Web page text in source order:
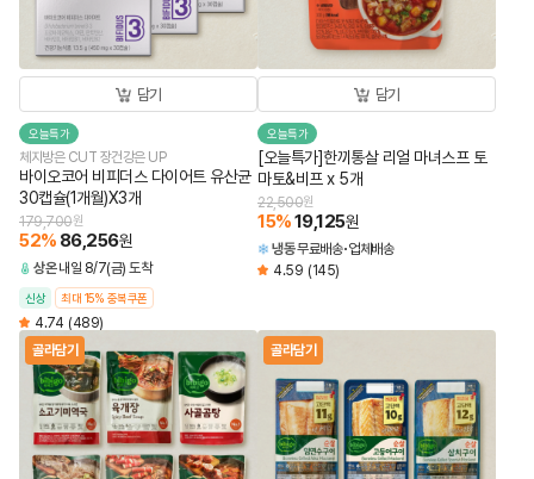
담기
오늘특가
체지방은 CUT 장건강은 UP
바이오코어 비피더스 다이어트 유산균
30캡슐(1개월)X3개
179,700원
52% 86,256원
상온 내일 8/7(금) 도착
신상 최대 15% 중복쿠폰
4.74 (489)
담기
오늘특가
[오늘특가]한끼통살 리얼 마녀스프 토
마토&비프 x 5개
22,500원
15%19,125원
냉동무료배송 업체배송
4.59 (145)
골라담기 골라담기